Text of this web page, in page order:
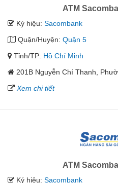
ATM
Ký hiệu: Sacombank
Quận/Huyện: Quận 5
Tỉnh/TP: Hồ Chí Minh
201B Nguyễn Chí Thanh,
Xem chi tiết
ATM
Ký hiệu: Sacombank